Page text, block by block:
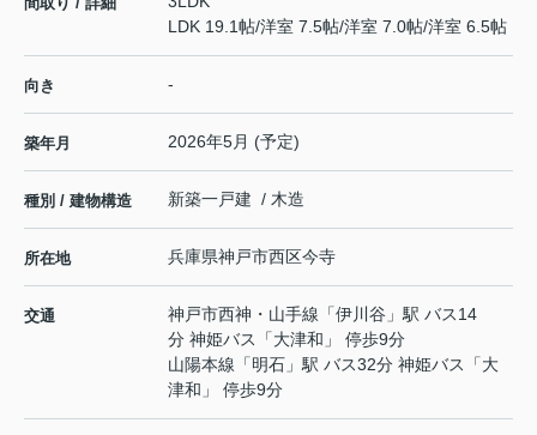
LDK 19.1帖/洋室 7.5帖/洋室 7.0帖/洋室 6.5帖
向き -
築年月 2026年5月 (予定)
種別 / 建物構造 新築一戸建 / 木造
所在地 兵庫県神戸市西区今寺
交通 神戸市西神・山手線 「伊川谷 」駅 バス14
分 神姫バス「大津和」 停歩9分
山陽本線 「明石 」駅 バス32分 神姫バス「大
津和」 停歩9分